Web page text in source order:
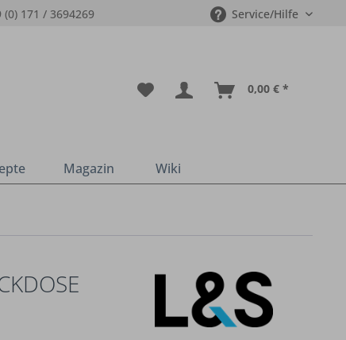
(0) 171 / 3694269 Service/Hilfe
0,00 € *
Magazin Wiki